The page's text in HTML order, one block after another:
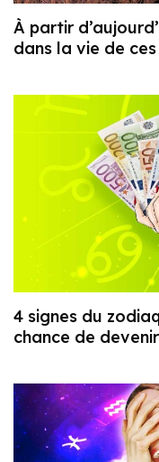
À partir
dans la vie de
4 signes du
chance de